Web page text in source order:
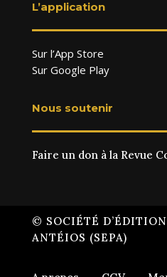
L’application
Sur l’App Store
Sur Google Play
Nous soutenir
Faire un don à la Revue
© SOCIÉTÉ
ANTÉIOS (SEPA)